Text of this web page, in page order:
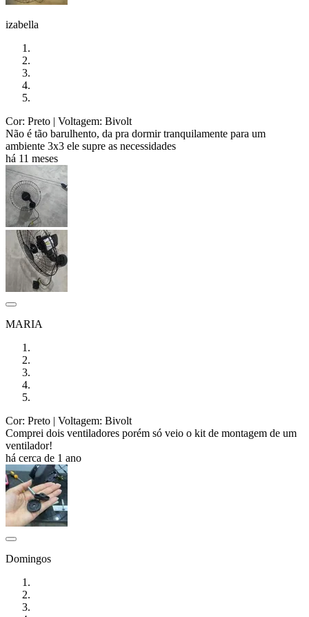
izabella
Cor: Preto | Voltagem: Bivolt
Não é tão barulhento, da pra dormir tranquilamente para um
ambiente 3x3 ele supre as necessidades
há 11 meses
MARIA
Cor: Preto | Voltagem: Bivolt
Comprei dois ventiladores porém só veio o kit de montagem de um
ventilador!
há cerca de 1 ano
Domingos